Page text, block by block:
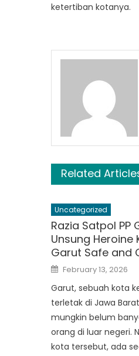
ketertiban kotanya.
Related
Uncategorized
Razia Satpol PP
Unsung Heroine
Garut Safe and
Posted
on
February 13, 2026
Garut, sebuah kota
terletak di Jawa
mungkin belum
orang di luar negeri.
kota tersebut, ada